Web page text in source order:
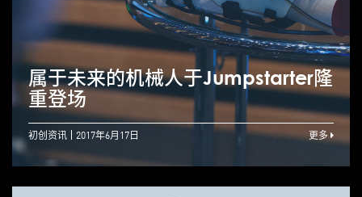
属于未来的机械人于Jumpstarter隆
重登场
初创资讯 2017年6月17日 更多